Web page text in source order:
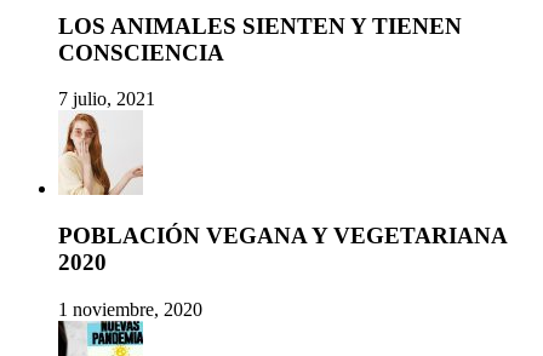
LOS ANIMALES SIENTEN Y TIENEN
CONSCIENCIA
7 julio, 2021
POBLACIÓN VEGANA Y VEGETARIANA
2020
1 noviembre, 2020